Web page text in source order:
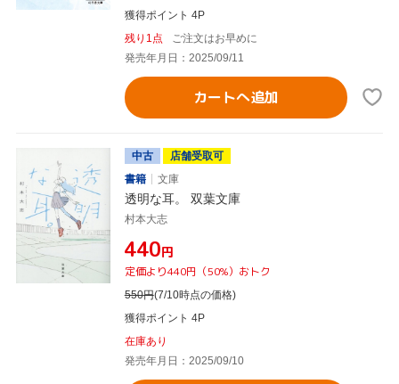
獲得ポイント 4P
残り1点
ご注文はお早めに
発売年月日：2025/09/11
カートへ追加
中古
店舗受取可
書籍
文庫
透明な耳。 双葉文庫
村本大志
¥440円
定価より440円（50%）おトク
550円(7/10時点の価格)
獲得ポイント 4P
在庫あり
発売年月日：2025/09/10